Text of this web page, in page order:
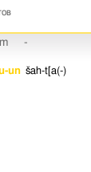
-
un šah-t[a(-)